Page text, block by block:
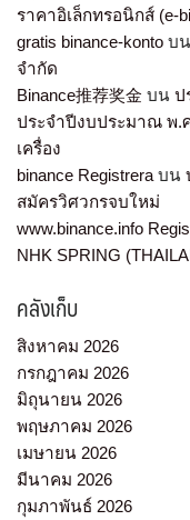
ราคาอิเล็กทรอนิกส์ (e-
gratis binance-konto บน
จำกัด
Binance推荐奖金 บน ป
ประจำปีงบประมาณ พ.
เครื่อง
binance Registrera บน
สมัครวิศวกรจบใหม่
www.binance.info
NHK SPRING
คลังเก็บ
สิงหาคม 2026
กรกฎาคม 2026
มิถุนายน 2026
พฤษภาคม 2026
เมษายน 2026
มีนาคม 2026
กุมภาพันธ์ 2026